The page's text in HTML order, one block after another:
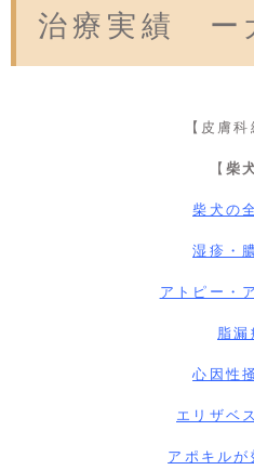
治療実績 ー
【皮膚科
【 柴
柴犬の
湿疹・
アトピー・
脂漏
心因性
エリザベ
アポキルが